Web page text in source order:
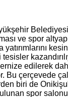
ve spor
edilerek
Bu çerçevede
biri de
spor